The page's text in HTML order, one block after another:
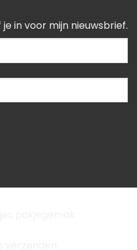
in voor mijn nieuwsbrief.